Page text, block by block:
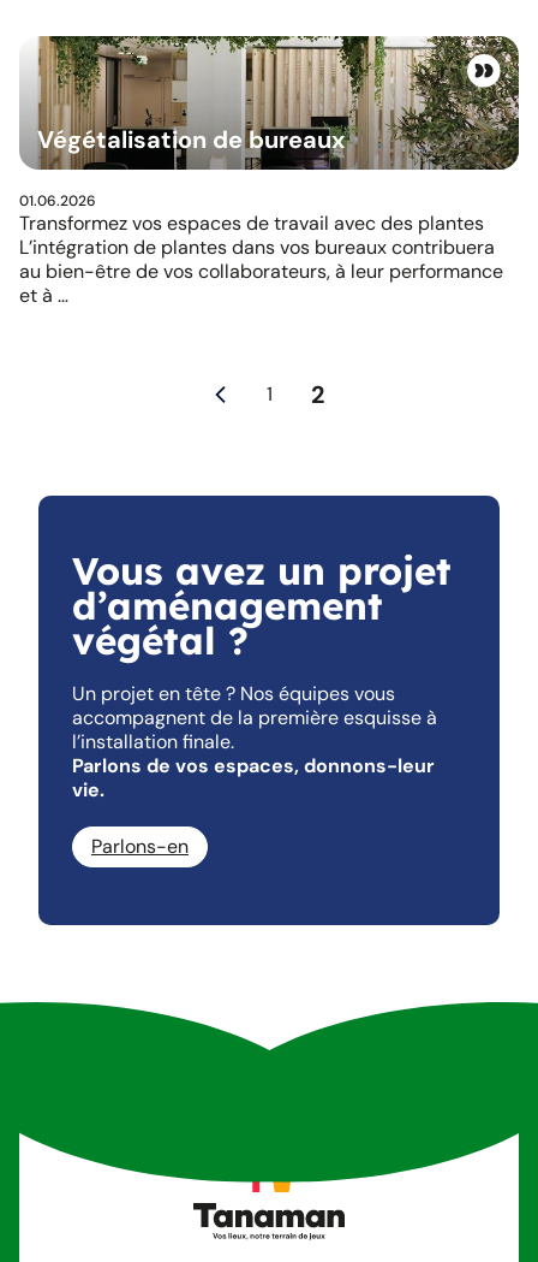
Végétalisation de bureaux
01.06.2026
Transformez vos espaces de travail avec des plantes
L’intégration de plantes dans vos bureaux contribuera
au bien-être de vos collaborateurs, à leur performance
et à …
1 2
Vous avez un projet
d’aménagement
végétal ?
Un projet en tête ? Nos équipes vous
accompagnent de la première esquisse à
l’installation finale.
Parlons de vos espaces, donnons-leur
vie.
Parlons-en